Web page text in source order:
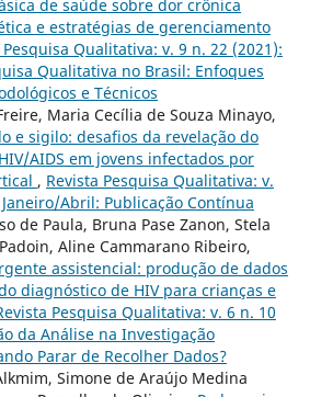
de saúde sobre dor crônica
e estratégias de gerenciamento
Pesquisa Qualitativa: v. 9 n. 22 (2021):
Qualitativa no Brasil: Enfoques
e Técnicos
Maria Cecília de Souza Minayo,
e sigilo: desafios da revelação do
AIDS em jovens infectados por
, Revista Pesquisa Qualitativa: v.
Abril: Publicação Contínua
de Paula, Bruna Pase Zanon, Stela
Aline Cammarano Ribeiro,
assistencial: produção de dados
diagnóstico de HIV para crianças e
Pesquisa Qualitativa: v. 6 n. 10
da Análise na Investigação
Parar de Recolher Dados?
Simone de Araújo Medina